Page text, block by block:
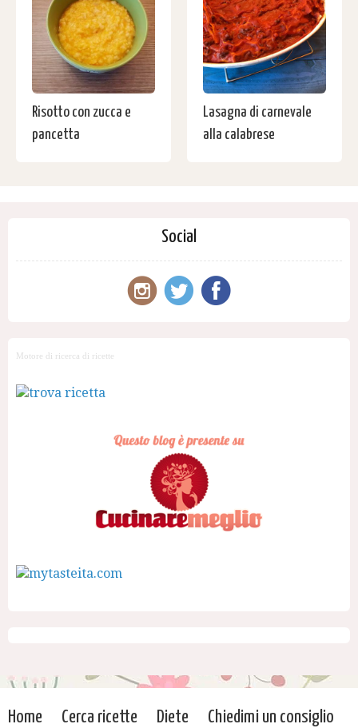
Risotto con zucca e
pancetta
Lasagna di carnevale
alla calabrese
Social
Motore di ricerca di ricette
Home Cerca ricette Diete Chiedimi un consiglio